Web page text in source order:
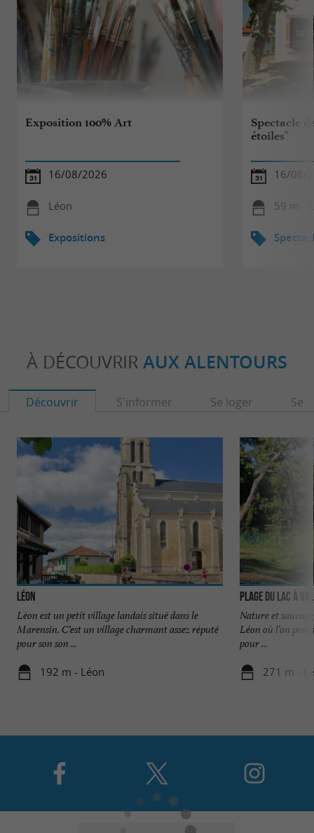
Exposition 100% Art
16/08/2026
Léon
Expositions
Spectacle
étoiles"
16/08/
59 m -
À DÉCOUVRIR AUX ALENTOURS
Découvrir S'informer Se loger Se
Léon
Léon est un petit village landais situé dans le
Marensin. C’est un village charmant assez réputé
pour son son ...
192 m - Léon
Plage du Lac à
Nature et
Léon où l’on
pour ...
271 m -